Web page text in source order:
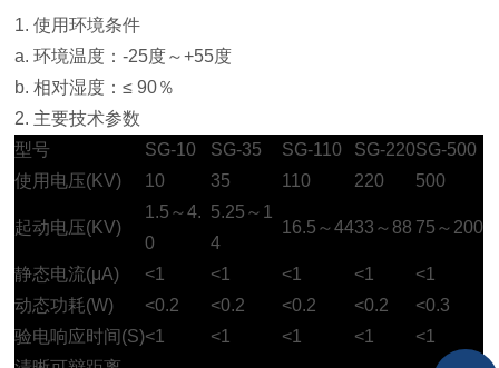
1. 使用环境条件
a. 环境温度：-25度～+55度
b. 相对湿度：≤ 90％
2. 主要技术参数
型号
SG-10 SG-35 SG-110 SG-220SG-500
使用电压(KV)
10 35 110 220 500
起动电压(KV)
1.5～4.
0
5.25～1
4
16.5～4433～88 75～200
静态电流(μA) <1 <1 <1 <1
<1
动态功耗(W)
<0.2 <0.2 <0.2 <0.2
<0.3
验电响应时间(S)<1 <1 <1 <1
<1